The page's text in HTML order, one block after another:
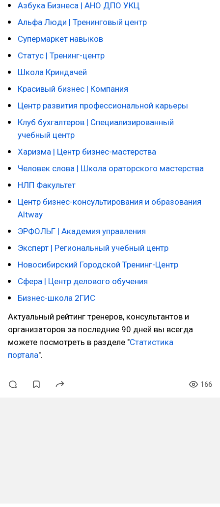
Азбука Бизнеса | АНО ДПО УКЦ
Альфа Люди | Тренинговый центр
Супермаркет навыков
Статус | Тренинг-центр
Школа Криндачей
Красивый бизнес | Компания
Центр развития профессиональной карьеры
Клуб бухгалтеров | Специализированный
учебный центр
Харизма | Центр бизнес-мастерства
Человек слова | Школа ораторского мастерства
НЛП Факультет
Центр бизнес-консультирования и образования
Altway
ЭРФОЛЬГ | Академия управления
Эксперт | Региональный учебный центр
Новосибирский Городской Тренинг-Центр
Сфера | Центр делового обучения
Бизнес-школа 2ГИС
Актуальный рейтинг тренеров, консультантов и
организаторов за последние 90 дней вы всегда
можете посмотреть в разделе "Статистика
портала".
166